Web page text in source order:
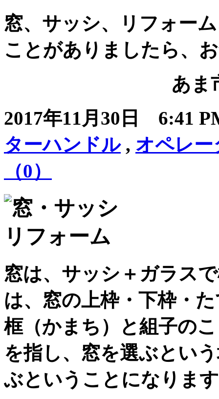
窓、サッシ、リフォー
ことがありましたら、
あま
2017年11月30日 6:41
ターハンドル, オペレー
（0）
窓は、サッシ＋ガラス
は、窓の上枠・下枠・
框（かまち）と組子の
を指し、窓を選ぶとい
ぶということになりま